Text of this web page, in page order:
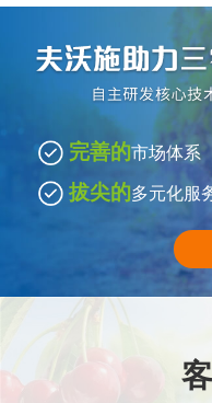
完善的市场体系
拔尖的多元化服